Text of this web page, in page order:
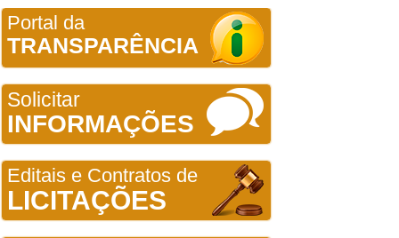
Portal da
TRANSPARÊNCIA
Solicitar
INFORMAÇÕES
Editais e Contratos de
LICITAÇÕES